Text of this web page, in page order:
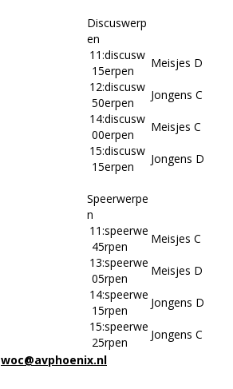
Discuswerp
en
11:
15
discusw
erpen
Meisjes D
12:
50
discusw
erpen
Jongens C
14:
00
discusw
erpen
Meisjes C
15:
15
discusw
erpen
Jongens D
Speerwerpe
n
11:
45
speerwe
rpen
Meisjes C
13:
05
speerwe
rpen
Meisjes D
14:
15
speerwe
rpen
Jongens D
15:
25
speerwe
rpen
Jongens C
woc@avphoenix.nl